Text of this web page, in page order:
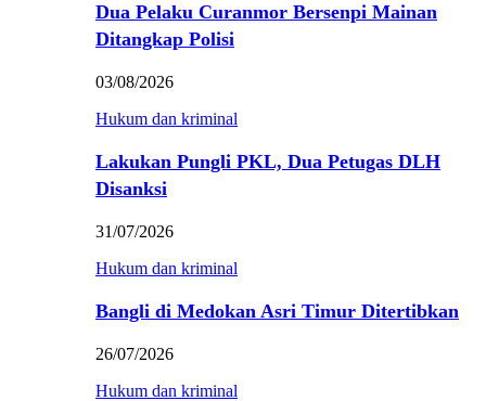
Dua Pelaku Curanmor Bersenpi Mainan
Ditangkap Polisi
03/08/2026
Hukum dan kriminal
Lakukan Pungli PKL, Dua Petugas DLH
Disanksi
31/07/2026
Hukum dan kriminal
Bangli di Medokan Asri Timur Ditertibkan
26/07/2026
Hukum dan kriminal